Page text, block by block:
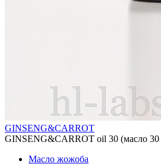
GINSENG&CARROT
GINSENG&CARROT oil 30 (масло
Масло жожоба